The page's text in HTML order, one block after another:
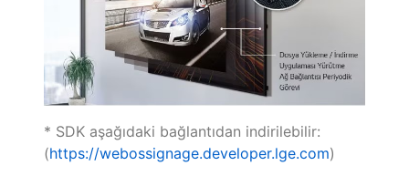
* SDK aşağıdaki bağlantıdan indirilebilir:
(https://webossignage.developer.lge.com)